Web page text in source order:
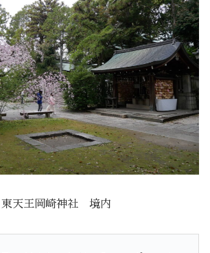
東天王岡崎神社 境内